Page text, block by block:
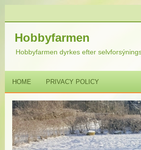
Hobbyfarmen
Hobbyfarmen dyrkes efter
HOME PRIVACY POLICY